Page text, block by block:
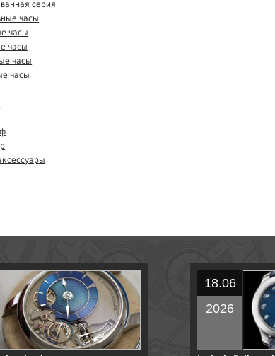
серия
часы
часы
часы
часы
часы
18.06
2026